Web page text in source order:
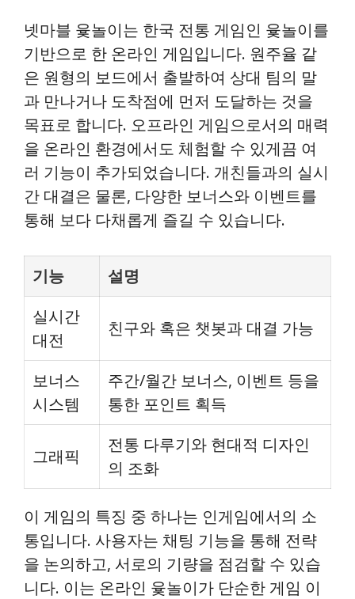
넷마블 윷놀이는 한국 전통 게임인 윷놀이를
기반으로 한 온라인 게임입니다. 원주율 같
은 원형의 보드에서 출발하여 상대 팀의 말
과 만나거나 도착점에 먼저 도달하는 것을
목표로 합니다. 오프라인 게임으로서의 매력
을 온라인 환경에서도 체험할 수 있게끔 여
러 기능이 추가되었습니다. 개친들과의 실시
간 대결은 물론, 다양한 보너스와 이벤트를
통해 보다 다채롭게 즐길 수 있습니다.
기능
설명
실시간
대전
친구와 혹은 챗봇과 대결 가능
보너스
시스템
주간/월간 보너스, 이벤트 등을
통한 포인트 획득
그래픽
전통 다루기와 현대적 디자인
의 조화
이 게임의 특징 중 하나는 인게임에서의 소
통입니다. 사용자는 채팅 기능을 통해 전략
을 논의하고, 서로의 기량을 점검할 수 있습
니다. 이는 온라인 윷놀이가 단순한 게임 이